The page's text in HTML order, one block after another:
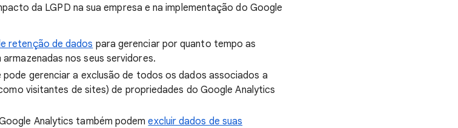
da LGPD na sua empresa e na implementação do Google
retenção de dados para gerenciar por quanto tempo as
nos seus servidores.
pode gerenciar a exclusão de todos os dados associados a
visitantes de sites) de propriedades do Google Analytics
Analytics também podemexcluir dados de suas